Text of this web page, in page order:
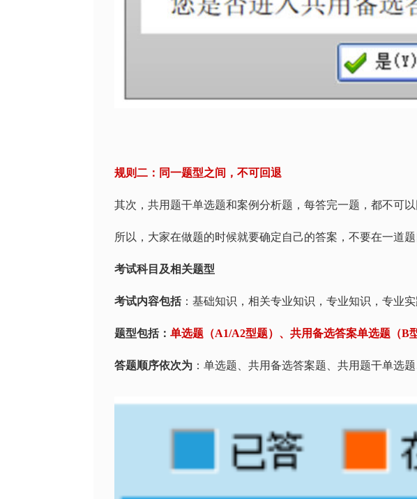
规则二：同一题型之间，不可回退
其次，共用题干单选题和案例分析题，每答完一题，都不可以
所以，大家在做题的时候就要确定自己的答案，不要在一道
考试科目及相关题型
考试内容包括 ：基础知识，相关专业知识，专业知识，专业
题型包括：单选题（A1/A2型题）、共用备选答案单选题（B
答题顺序依次为 ：单选题、共用备选答案题、共用题干单选题